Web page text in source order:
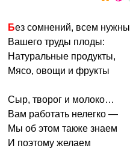
Без сомнений, всем нужны
Вашего труды плоды:
Натуральные продукты,
Мясо, овощи и фрукты
Сыр, творог и молоко…
Вам работать нелегко —
Мы об этом также знаем
И поэтому желаем